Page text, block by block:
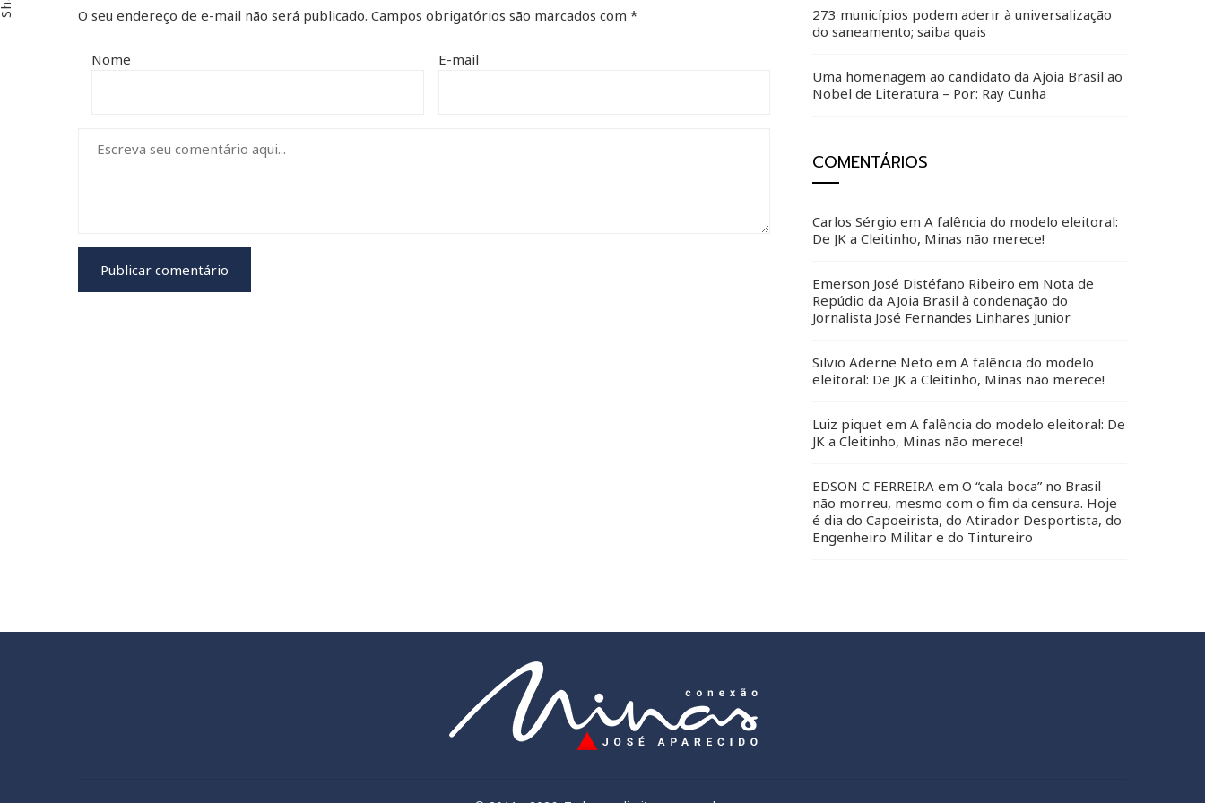
O seu endereço de e-mail não será publicado. Campos obrigatórios são marcados com *
Nome E-mail
273 municípios podem aderir à universalização
do saneamento; saiba quais
Uma homenagem ao candidato da Ajoia Brasil ao
Nobel de Literatura – Por: Ray Cunha
COMENTÁRIOS
Carlos Sérgio em A falência do modelo eleitoral:
De JK a Cleitinho, Minas não merece!
Emerson José Distéfano Ribeiro em Nota de
Repúdio da AJoia Brasil à condenação do
Jornalista José Fernandes Linhares Junior
Silvio Aderne Neto em A falência do modelo
eleitoral: De JK a Cleitinho, Minas não merece!
Luiz piquet em A falência do modelo eleitoral: De
JK a Cleitinho, Minas não merece!
EDSON C FERREIRA em O “cala boca” no Brasil
não morreu, mesmo com o fim da censura. Hoje
é dia do Capoeirista, do Atirador Desportista, do
Engenheiro Militar e do Tintureiro